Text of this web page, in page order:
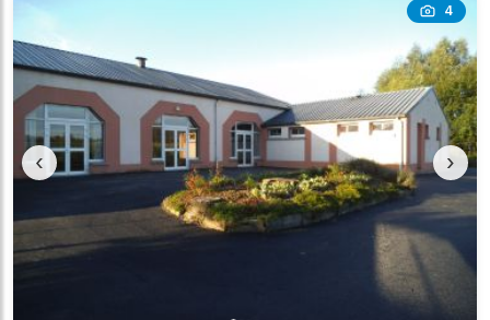
4
‹ ›